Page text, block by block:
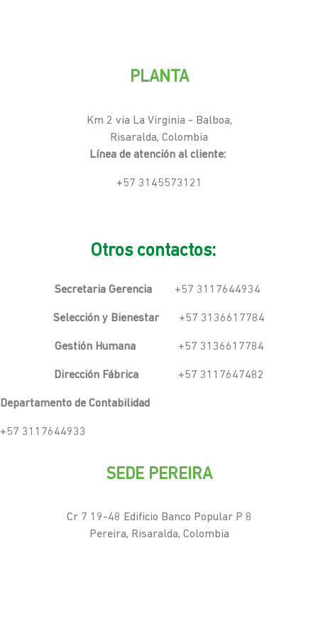
PLANTA
Km 2 vía La Virginia - Balboa,
Risaralda, Colombia
Línea de atención al cliente:
+57 3145573121
Otros contactos:
Secretaria Gerencia +57 3117644934
Selección y Bienestar+57 3136617784
Gestión Humana+57 3136617784
Dirección Fábrica +57 3117647482
Departamento de Contabilidad
+57 3117644933
SEDE PEREIRA
Cr 7 19-48 Edificio Banco Popular P 8
Pereira, Risaralda, Colombia